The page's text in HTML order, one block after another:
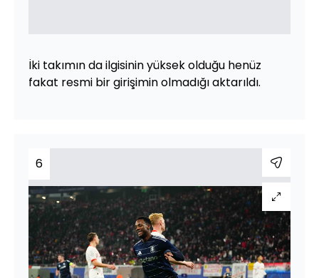
İki takımın da ilgisinin yüksek olduğu henüz
fakat resmi bir girişimin olmadığı aktarıldı.
6